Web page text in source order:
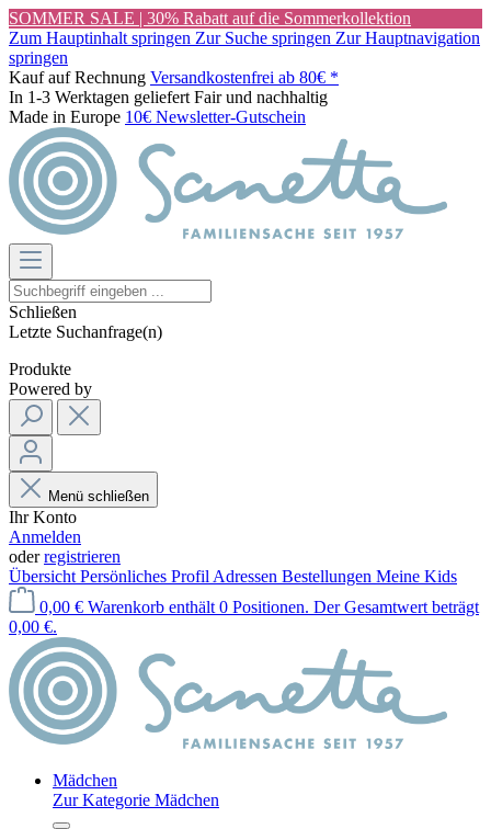
SOMMER SALE | 30% Rabatt auf die Sommerkollektion
Zum Hauptinhalt springen Zur Suche springen Zur Hauptnavigation
springen
Kauf auf Rechnung Versandkostenfrei ab 80€ *
In 1-3 Werktagen geliefert Fair und nachhaltig
Made in Europe 10€ Newsletter-Gutschein
Schließen
Letzte Suchanfrage(n)
Produkte
Powered by
Menü schließen
Ihr Konto
Anmelden
oderregistrieren
Übersicht Persönliches Profil Adressen Bestellungen Meine Kids
0,00 € Warenkorb enthält 0 Positionen. Der Gesamtwert beträgt
0,00 €.
Mädchen
Zur Kategorie Mädchen